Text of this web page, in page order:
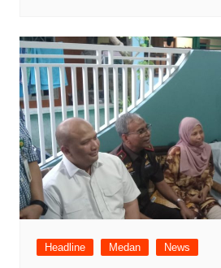
Headline Medan News